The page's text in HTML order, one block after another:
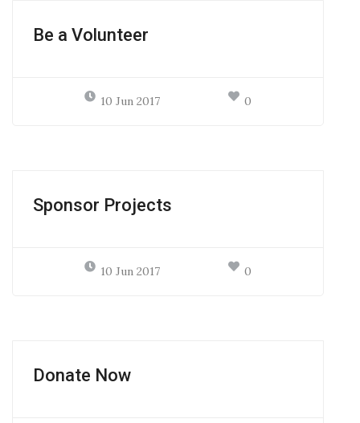
Be a Volunteer
10 Jun 2017 0
Sponsor Projects
10 Jun 2017 0
Donate Now